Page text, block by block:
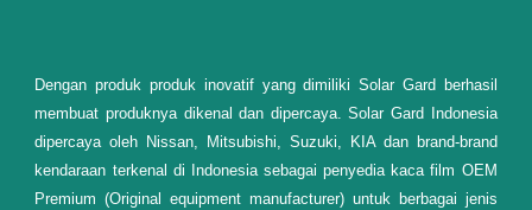
Dengan produk produk inovatif yang dimiliki Solar Gard berhasil
membuat produknya dikenal dan dipercaya. Solar Gard Indonesia
dipercaya oleh Nissan, Mitsubishi, Suzuki, KIA dan brand-brand
kendaraan terkenal di Indonesia sebagai penyedia kaca film OEM
Premium (Original equipment manufacturer) untuk berbagai jenis